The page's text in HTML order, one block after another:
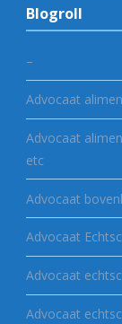
Blogroll
–
Advocaat
Advocaat
etc
Advocaat
Advocaat
Advocaat
Advocaat